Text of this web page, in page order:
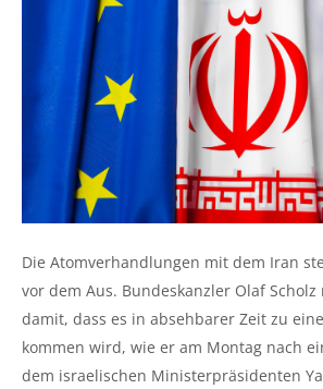
Die Atomverhandlungen mit dem Iran
vor dem Aus. Bundeskanzler Olaf
damit, dass es in absehbarer Zeit zu
kommen wird, wie er am Montag nach
dem israelischen Ministerpräsidenten